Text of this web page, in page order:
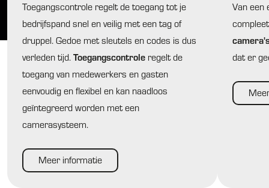
Toegangscontrole regelt de toegang tot je
bedrijfspand snel en veilig met een tag of
druppel. Gedoe met sleutels en codes is dus
verleden tijd. Toegangscontrole regelt de
toegang van medewerkers en gasten
eenvoudig en flexibel en kan naadloos
geïntegreerd worden met een
camerasysteem.
Meer informatie
Van een
dat er